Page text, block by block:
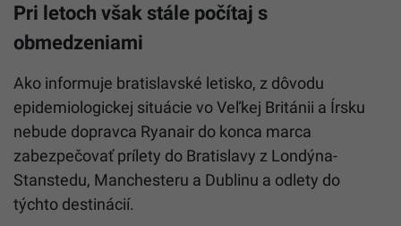
Pri letoch však stále počítaj s
obmedzeniami
Ako informuje bratislavské letisko, z dôvodu
epidemiologickej situácie vo Veľkej Británii a Írsku
nebude dopravca Ryanair do konca marca
zabezpečovať prílety do Bratislavy z Londýna-
Stanstedu, Manchesteru a Dublinu a odlety do
týchto destinácií.